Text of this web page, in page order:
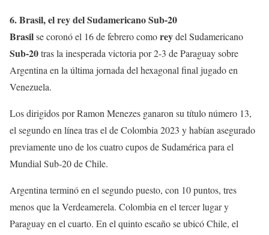
6. Brasil, el rey del Sudamericano Sub-20
Brasilse coronó el 16 de febrero comoreydel Sudamericano
Sub-20tras la inesperada victoria por 2-3 de Paraguay sobre
Argentina en la última jornada del hexagonal final jugado en
Venezuela.
Los dirigidos por Ramon Menezes ganaron su título número 13,
el segundo en línea tras el de Colombia 2023 y habían asegurado
previamente uno de los cuatro cupos de Sudamérica para el
Mundial Sub-20 de Chile.
Argentina terminó en el segundo puesto, con 10 puntos, tres
menos que la Verdeamerela. Colombia en el tercer lugar y
Paraguay en el cuarto. En el quinto escaño se ubicó Chile, el